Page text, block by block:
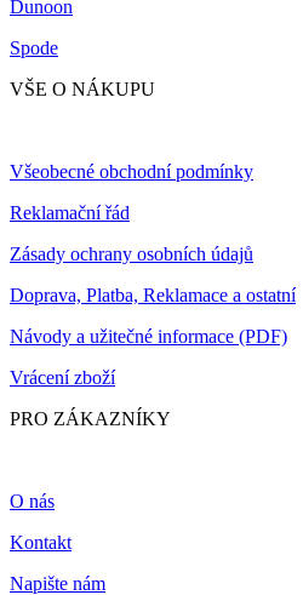
Dunoon
Spode
VŠE O NÁKUPU
Všeobecné obchodní podmínky
Reklamační řád
Zásady ochrany osobních údajů
Doprava, Platba, Reklamace a ostatní
Návody a užitečné informace (PDF)
Vrácení zboží
PRO ZÁKAZNÍKY
O nás
Kontakt
Napište nám